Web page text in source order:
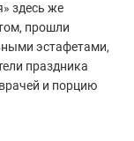
здесь же
прошли
эстафетами,
праздника
и порцию